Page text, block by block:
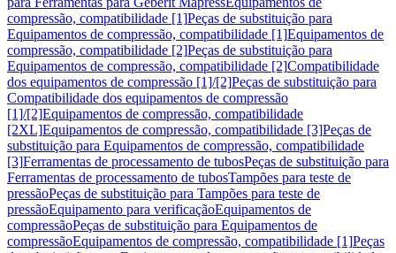
compressão, compatibilidade [1]Peças de substituição para
Equipamentos de compressão, compatibilidade [1]Equipamentos de
compressão, compatibilidade [2]Peças de substituição para
Equipamentos de compressão, compatibilidade [2]Compatibilidade
dos equipamentos de compressão [1]/[2]Peças de substituição para
Compatibilidade dos equipamentos de compressão
[1]/[2]Equipamentos de compressão, compatibilidade
[2XL]Equipamentos de compressão, compatibilidade [3]Peças de
substituição para Equipamentos de compressão, compatibilidade
[3]Ferramentas de processamento de tubosPeças de substituição para
Ferramentas de processamento de tubosTampões para teste de
pressãoPeças de substituição para Tampões para teste de
pressãoEquipamento para verificaçãoEquipamentos de
compressãoPeças de substituição para Equipamentos de
compressãoEquipamentos de compressão, compatibilidade [1]Peças